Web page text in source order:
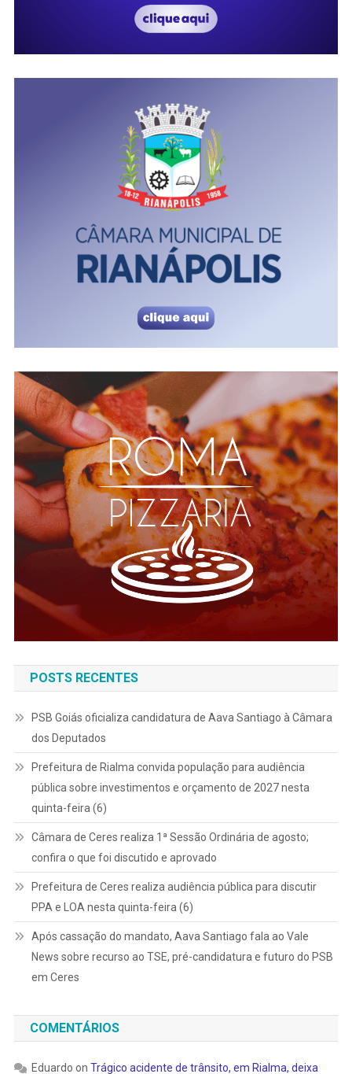
POSTS RECENTES
PSB Goiás oficializa candidatura de Aava Santiago à Câmara
dos Deputados
Prefeitura de Rialma convida população para audiência
pública sobre investimentos e orçamento de 2027 nesta
quinta-feira (6)
Câmara de Ceres realiza 1ª Sessão Ordinária de agosto;
confira o que foi discutido e aprovado
Prefeitura de Ceres realiza audiência pública para discutir
PPA e LOA nesta quinta-feira (6)
Após cassação do mandato, Aava Santiago fala ao Vale
News sobre recurso ao TSE, pré-candidatura e futuro do PSB
em Ceres
COMENTÁRIOS
Eduardo on Trágico acidente de trânsito, em Rialma, deixa